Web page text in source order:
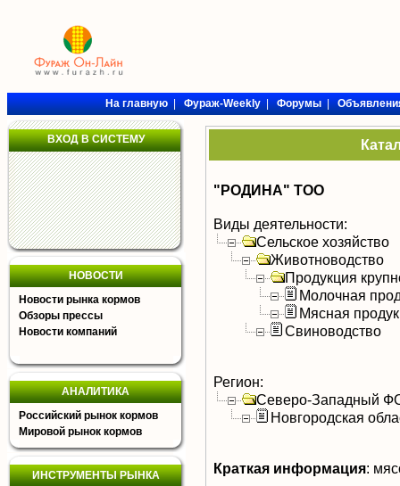
На главную|Фураж-Weekly|Форумы|
ВХОД В СИСТЕМУ
НОВОСТИ
Новости рынка кормов
Обзоры прессы
Новости компаний
АНАЛИТИКА
Российский рынок кормов
Мировой рынок кормов
ИНСТРУМЕНТЫ РЫНКА
"РОДИНА" ТОО
Виды деятельности:
Сельское хозяйство
Животноводство
Продукция
Молочная
Мясная
Свиноводство
Регион:
Северо-Западный
Новгородская
Краткая информация: